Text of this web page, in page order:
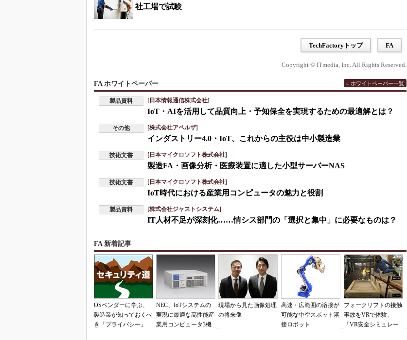
社工場で試験
TechFactoryトップ FA
Copyright © ITmedia, Inc. All Rights Reserved.
FA ホワイトペーパー » ホワイトペーパー一覧
製品資料 [日本情報通信株式会社]
IoT・AIを活用して品質向上・予知保全を実現するための最適解とは？
その他 [株式会社アペルザ]
インダストリー4.0・IoT、これからの主役は中小製造業
技術文書 [日本マイクロソフト株式会社]
製造FA・画像分析・医療装置に適した小型サーバーNAS
技術文書 [日本マイクロソフト株式会社]
IoT時代における産業用コンピュータの魅力と役割
製品資料 [株式会社ジャストシステム]
IT人材不足が深刻化……情シス部門の「選択と集中」に必要なものは？
FA 新着記事
OSベンダーに学ぶ、
製造業が知っておくべ
き「プライバシー」
NEC、IoTシステムの
実現に最適な高性能産
業用コンピュータ3機
現場から見た画像処理
の将来像
高速・広範囲の溶接が
可能な中空スポット溶
接ロボット
フォークリフトの接触
事故をVRで体験、
「VR安全シミュレー